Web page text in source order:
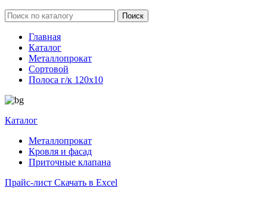
Главная
Каталог
Металлопрокат
Сортовой
Полоса г/к 120x10
Каталог
Металлопрокат
Кровля и фасад
Приточные клапана
Прайс-лист Скачать в Excel